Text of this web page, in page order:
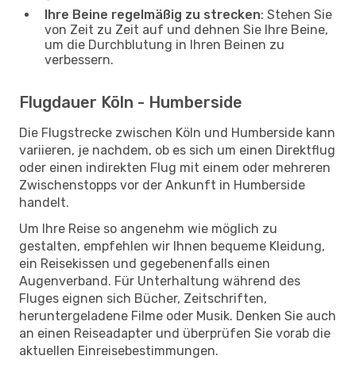
Ihre Beine regelmäßig zu strecken: Stehen Sie
von Zeit zu Zeit auf und dehnen Sie Ihre Beine,
um die Durchblutung in Ihren Beinen zu
verbessern.
Flugdauer Köln - Humberside
Die Flugstrecke zwischen Köln und Humberside kann
variieren, je nachdem, ob es sich um einen Direktflug
oder einen indirekten Flug mit einem oder mehreren
Zwischenstopps vor der Ankunft in Humberside
handelt.
Um Ihre Reise so angenehm wie möglich zu
gestalten, empfehlen wir Ihnen bequeme Kleidung,
ein Reisekissen und gegebenenfalls einen
Augenverband. Für Unterhaltung während des
Fluges eignen sich Bücher, Zeitschriften,
heruntergeladene Filme oder Musik. Denken Sie auch
an einen Reiseadapter und überprüfen Sie vorab die
aktuellen Einreisebestimmungen.